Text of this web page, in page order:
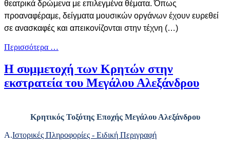
θεατρικά δρώμενα με επιλεγμένα θέματα. Όπως
προαναφέραμε, δείγματα μουσικών οργάνων έχουν ευρεθεί
σε ανασκαφές και απεικονίζονται στην τέχνη (…)
Περισσότερα …
Η συμμετοχή των Κρητών στην
εκστρατεία του Μεγάλου Αλεξάνδρου
Kρητικός Τοξότης Εποχής Μεγάλου Αλεξάνδρου
Α.Ιστορικές Πληροφορίες - Ειδική Περιγραφή